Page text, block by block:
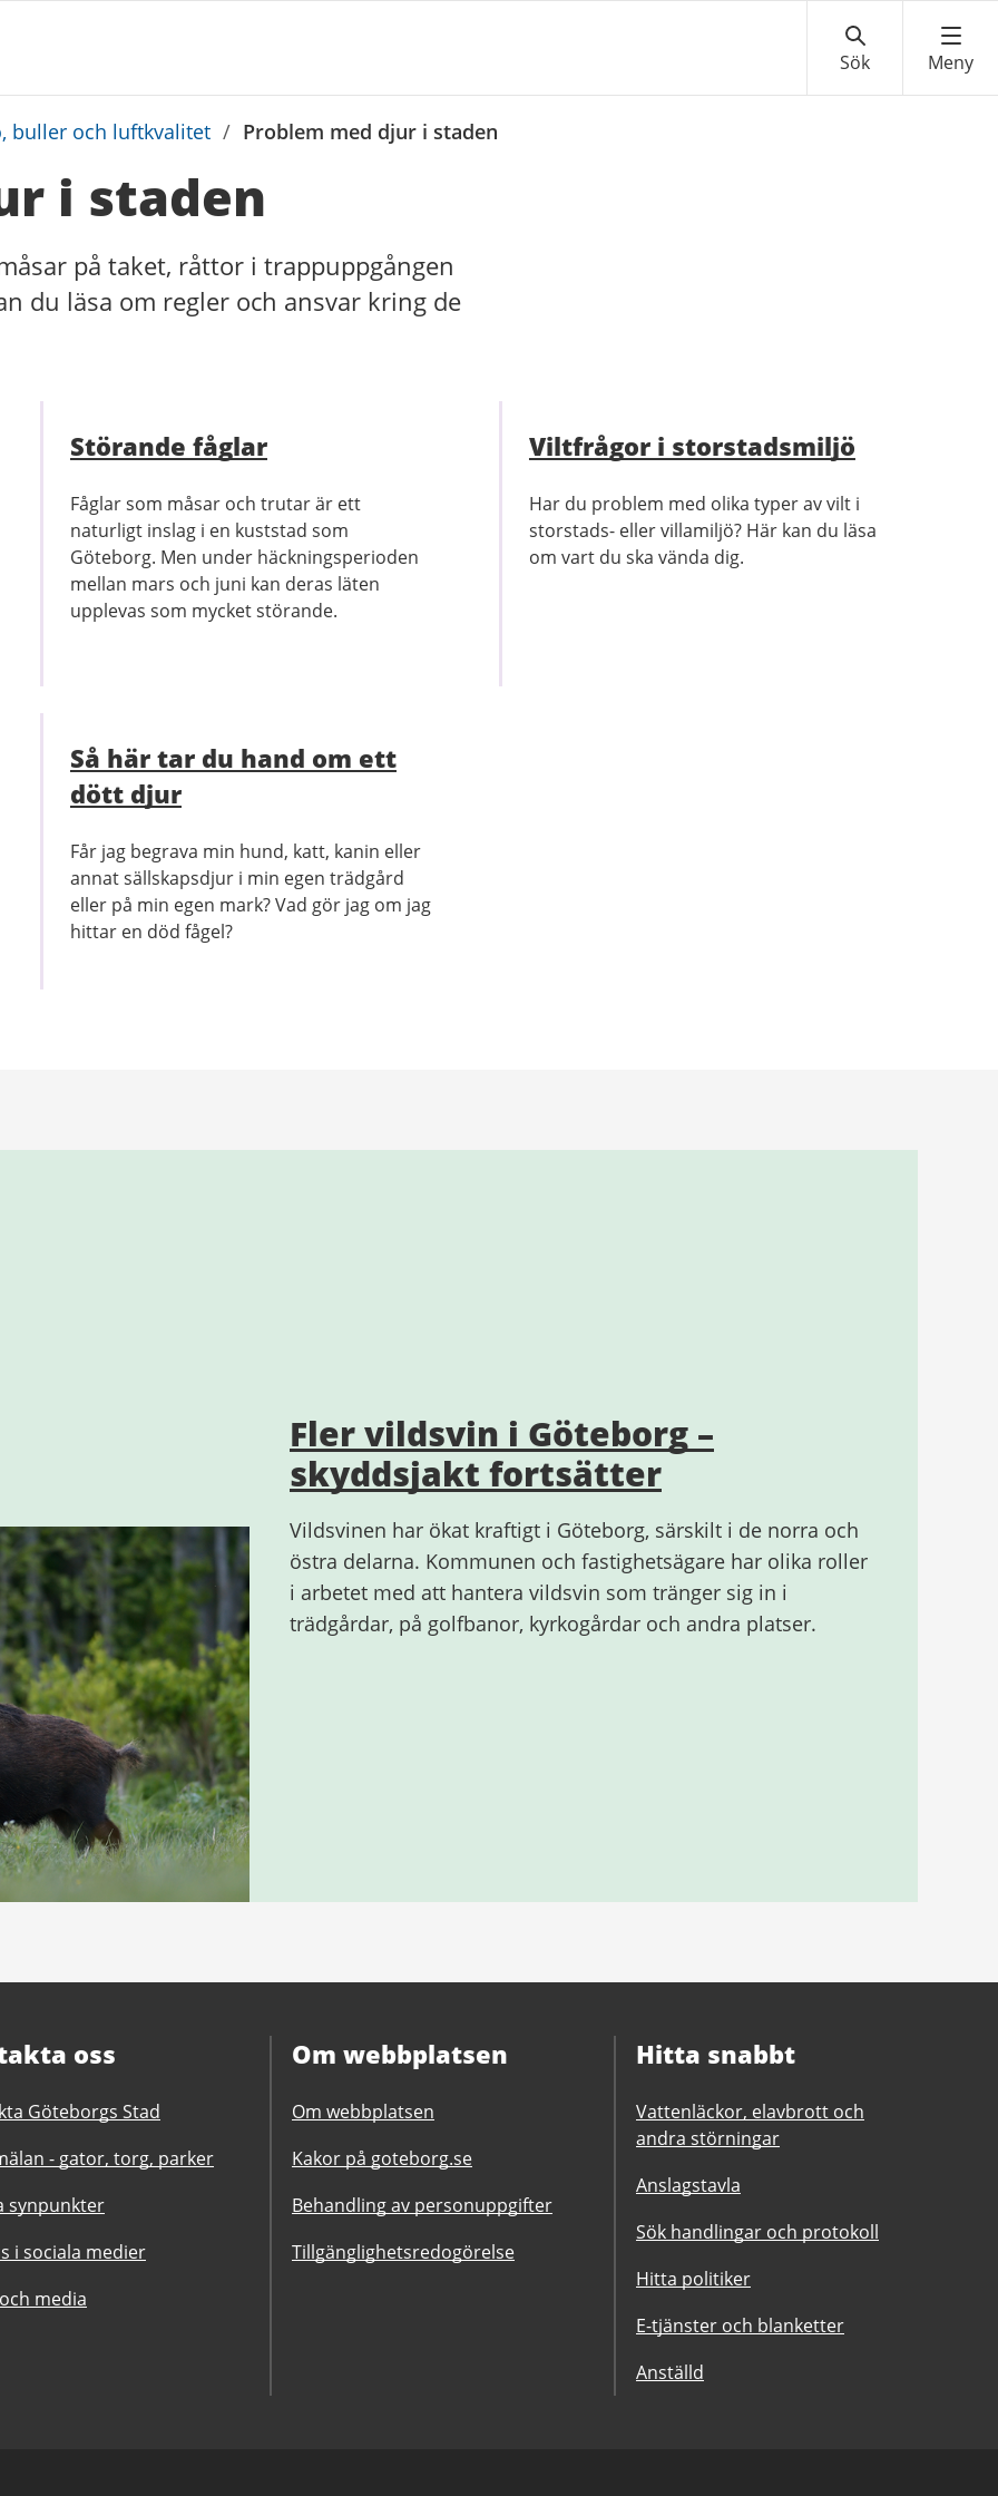
buller och luftkvalitet / Problem med djur i staden
i staden
på taket, råttor i trappuppgången
du läsa om regler och ansvar kring de
Störande fåglar
Fåglar som måsar och trutar är ett
naturligt inslag i en kuststad som
Göteborg. Men under häckningsperioden
mellan mars och juni kan deras läten
upplevas som mycket störande.
Viltfrågor i storstadsmiljö
Har du problem med olika typer av vilt i
storstads- eller villamiljö? Här kan du läsa
om vart du ska vända dig.
Så här tar du hand om ett
dött djur
Får jag begrava min hund, katt, kanin eller
annat sällskapsdjur i min egen trädgård
eller på min egen mark? Vad gör jag om jag
hittar en död fågel?
Fler vildsvin i Göteborg –
skyddsjakt fortsätter
Vildsvinen har ökat kraftigt i Göteborg, särskilt i de norra och
östra delarna. Kommunen och fastighetsägare har olika roller
i arbetet med att hantera vildsvin som tränger sig in i
trädgårdar, på golfbanor, kyrkogårdar och andra platser.
oss
Göteborgs Stad
- gator, torg, parker
synpunkter
i sociala medier
media
Om webbplatsen
Om webbplatsen
Kakor på goteborg.se
Behandling av personuppgifter
Tillgänglighetsredogörelse
Hitta snabbt
Vattenläckor, elavbrott och
andra störningar
Anslagstavla
Sök handlingar och protokoll
Hitta politiker
E-tjänster och blanketter
Anställd